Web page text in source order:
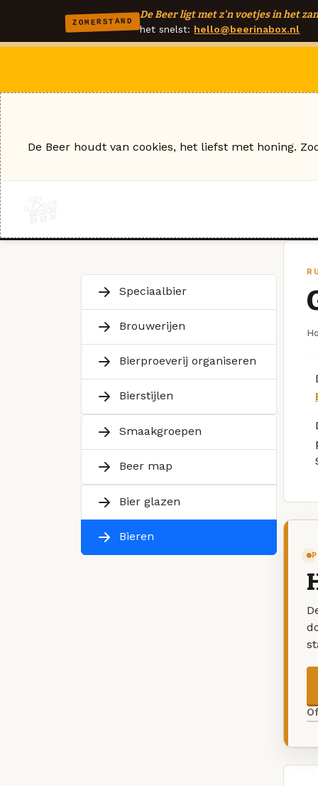
ZOMERSTAND
De Beer ligt met z'n voetjes in het
het snelst: hello@beerinabox.nl
Speciaalbier
Brouwerijen
Bierproeverij organiseren
Bierstijlen
Smaakgroepen
Beer map
Bier glazen
Bieren
De Beer houdt van cookies, het liefst met honing.